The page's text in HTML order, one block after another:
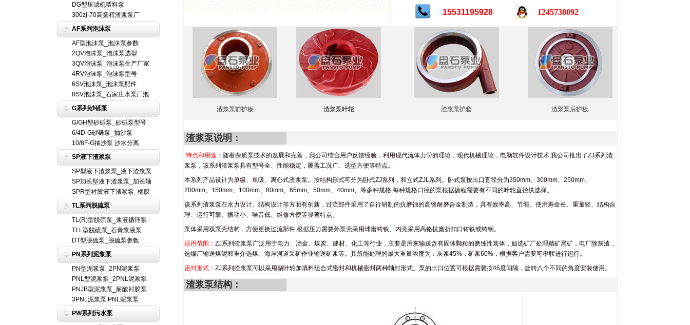
DG型压滤机喂料泵
300zj-70高扬程渣浆泵厂
AF系列泡沫泵
AF型泡沫泵_泡沫泵参数
2QV泡沫泵_泡沫泵选型
3QV泡沫泵_泡沫泵生产厂家
4RV泡沫泵_泡沫泵型号
6SV泡沫泵_泡沫泵配件
8SV泡沫泵_石家庄水泵厂泡
G系列砂砾泵
G/GH型砂砾泵_砂砾泵型号
6/4D-G砂砾泵_抽沙泵
10/8F-G抽沙泵 沙水分离
SP液下渣浆泵
SP型液下渣浆泵_液下渣浆泵
SP加长型液下渣浆泵_加长轴
SPR型衬胶液下渣浆泵_橡胶
TL系列脱硫泵
TL(R)型脱硫泵_浆液循环泵
TLL型脱硫泵_石膏浆液泵
DT型脱硫泵_脱硫泵参数
PN系列泥浆泵
PN型泥浆泵_2PN泥浆泵
PNL型泥浆泵_2PNL泥浆泵
PNJB型泥浆泵_耐酸衬胶泵
3PNL泥浆泵 PNL泥浆泵
PW系列污水泵
15531195928
1245738092
渣浆泵前护板 渣浆泵叶轮 渣浆泵护套 渣浆泵后护板
渣浆泵说明：
特点和用途： 随着杂质泵技术的发展和完善，我公司结合用户反馈经验，利用现代流体力学的理论，现代机械理论，电脑软件设计技术;我公司推出了ZJ系列渣
浆泵，该系列渣浆泵具有型号全、性能稳定，覆盖工况广、选型方便等特点。
本系列产品设计为单级、单吸、离心式渣浆泵。按结构形式可分为卧式ZJ系列，和立式ZJL系列。卧式泵按出口直径分为350mm、300mm、250mm、
200mm、150mm、100mm、80mm、65mm、50mm、40mm、等多种规格;每种规格口径的泵根据扬程需要有不同的叶轮直径供选择。
该系列渣浆泵在水力设计、结构设计等方面有创新，过流部件采用了自行研制的抗磨蚀的高铬耐磨合金制造，具有效率高、节能、使用寿命长、重量轻、结构合
理、运行可靠、振动小、噪音低、维修方便等显著特点。
泵体采用双泵壳结构，方便更换过流部件,根据压力需要外泵壳采用球磨铸铁、内壳采用高铬抗磨折扣口铸铁或铸钢。
适用范围： ZJ系列渣浆泵广泛用于电力、冶金、煤炭、建材、化工等行业，主要是用来输送含有固体颗粒的磨蚀性浆体，如选矿厂处理精矿尾矿，电厂除灰渣，
选煤厂输送煤泥和重介选煤、海岸河道采矿作业输送矿浆等。其所能处理的最大重量浓度为：灰浆45%，矿浆60%，根据客户需要可串联进行运行。
密封形式： ZJ系列渣浆泵可以采用副叶轮加填料组合式密封和机械密封两种轴封形式。泵的出口位置可根据需要按45度间隔，旋转八个不同的角度安装使用。
渣浆泵结构：